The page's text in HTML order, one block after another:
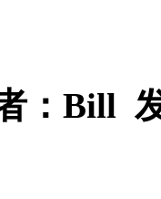
： Bill